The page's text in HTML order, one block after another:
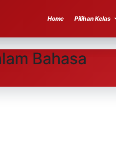
Home Pilihan Kelas
Bahasa